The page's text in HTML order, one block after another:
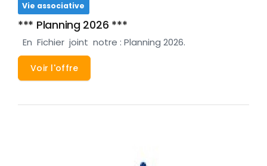
Vie associative
*** Planning 2026 ***
En Fichier joint notre : Planning 2026.
Voir l'offre